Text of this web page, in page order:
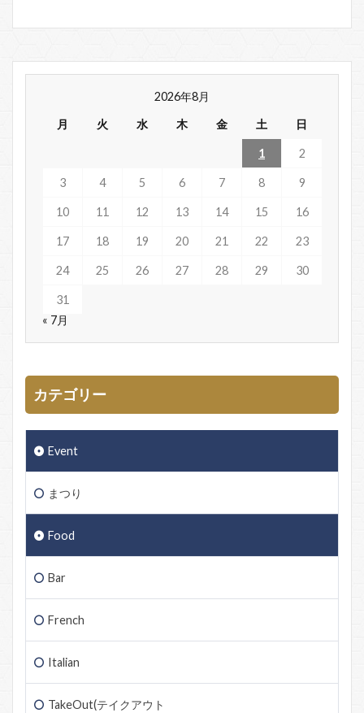
2026年8月
月
火 水 木 金 土 日
1 2
3 4 5 6 7 8 9
10 11 12 13 14 15 16
17 18 19 20 21 22 23
24 25 26 27 28 29 30
31
« 7月
カテゴリー
Event
まつり
Food
Bar
French
Italian
TakeOut(テイクアウト